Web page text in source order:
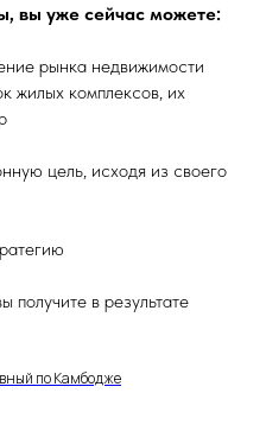
вы уже сейчас можете:
рынка недвижимости
жилых комплексов, их
цель, исходя из своего
получите в результате
по Камбодже